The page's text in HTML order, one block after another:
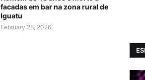
facadas em bar na zona rural de
Iguatu
February 28, 2026